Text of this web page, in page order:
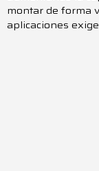
montar de forma
aplicaciones